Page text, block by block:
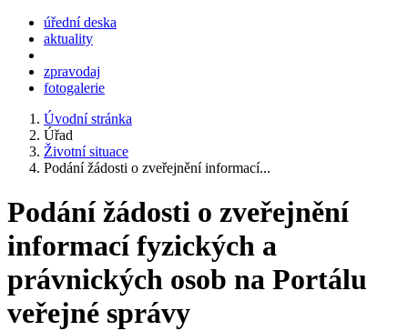
úřední deska
aktuality
zpravodaj
fotogalerie
Úvodní stránka
Úřad
Životní situace
Podání žádosti o zveřejnění informací...
Podání žádosti o zveřejnění
informací fyzických a
právnických osob na Portálu
veřejné správy